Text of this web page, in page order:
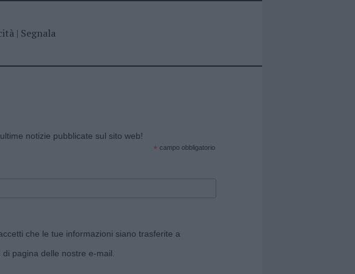
| Segnala
notizie pubblicate sul sito web!
* campo obbligatorio
che le tue informazioni siano trasferite a
pagina delle nostre e-mail.